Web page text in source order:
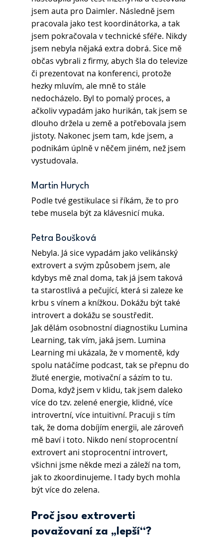
jsem auta pro Daimler. Následně jsem
pracovala jako test koordinátorka, a tak
jsem pokračovala v technické sféře. Nikdy
jsem nebyla nějaká extra dobrá. Sice mě
občas vybrali z firmy, abych šla do televize
či prezentovat na konferenci, protože
hezky mluvím, ale mně to stále
nedocházelo. Byl to pomalý proces, a
ačkoliv vypadám jako hurikán, tak jsem se
dlouho držela u země a potřebovala jsem
jistoty. Nakonec jsem tam, kde jsem, a
podnikám úplně v něčem jiném, než jsem
vystudovala.
Martin Hurych
Podle tvé gestikulace si říkám, že to pro
tebe musela být za klávesnicí muka.
Petra Boušková
Nebyla. Já sice vypadám jako velikánský
extrovert a svým způsobem jsem, ale
kdybys mě znal doma, tak já jsem taková
ta starostlivá a pečující, která si zaleze ke
krbu s vínem a knížkou. Dokážu být také
introvert a dokážu se soustředit.
Jak dělám osobnostní diagnostiku Lumina
Learning, tak vím, jaká jsem. Lumina
Learning mi ukázala, že v momentě, kdy
spolu natáčíme podcast, tak se přepnu do
žluté energie, motivační a sázím to tu.
Doma, když jsem v klidu, tak jsem daleko
více do tzv. zelené energie, klidné, více
introvertní, více intuitivní. Pracuji s tím
tak, že doma dobíjím energii, ale zároveň
mě baví i toto. Nikdo není stoprocentní
extrovert ani stoprocentní introvert,
všichni jsme někde mezi a záleží na tom,
jak to zkoordinujeme. I tady bych mohla
být více do zelena.
Proč jsou extroverti
považovaní za „lepší“?